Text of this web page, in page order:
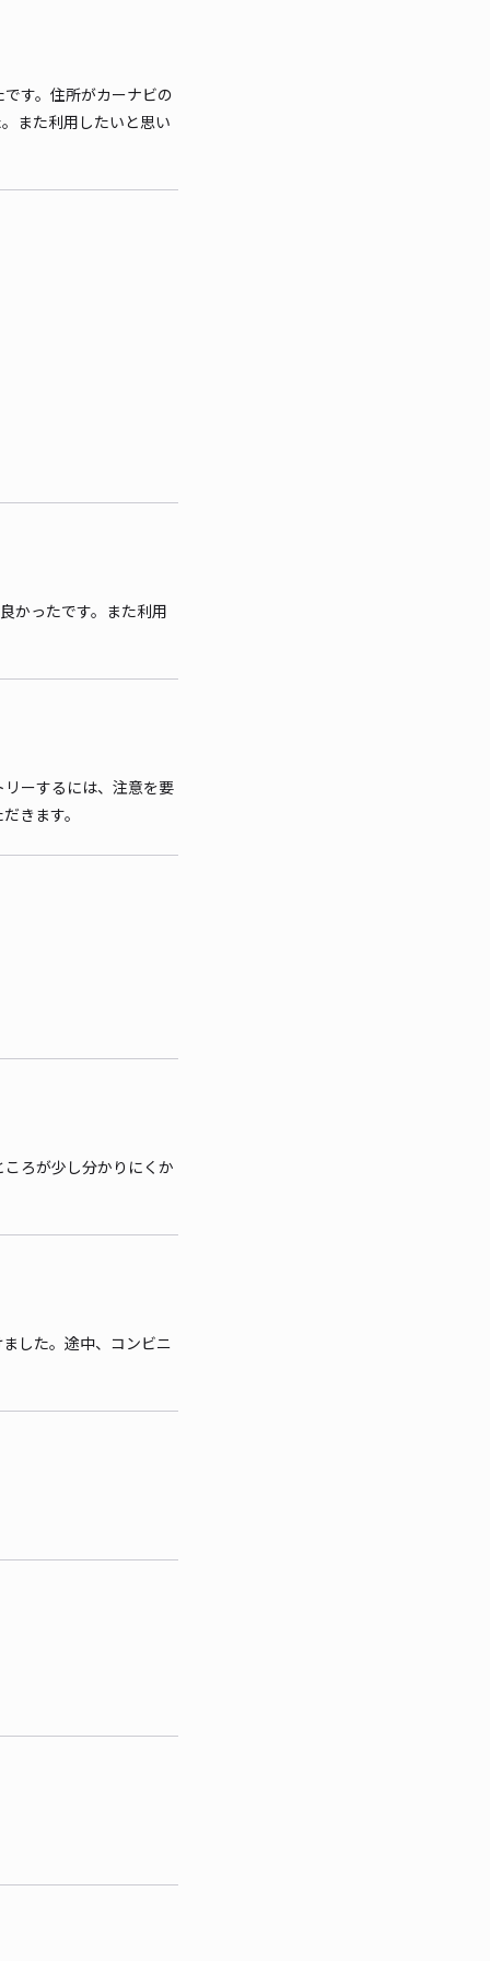
す。住所がカーナビの
また利用したいと思い
かったです。また利用
ーするには、注意を要
きます。
ろが少し分かりにくか
した。途中、コンビニ